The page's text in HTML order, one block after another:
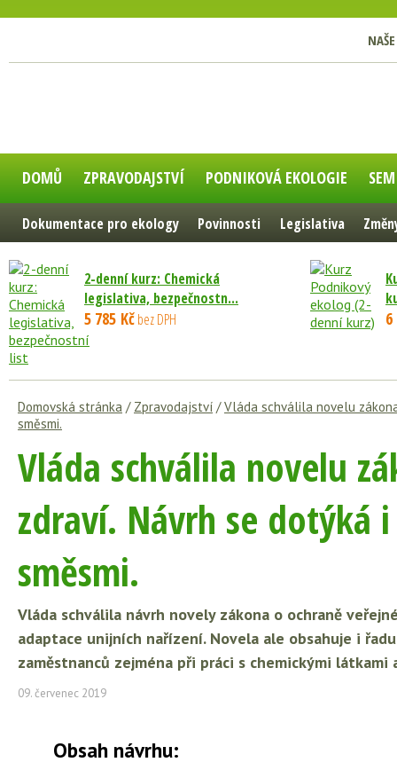
DOMŮ ZPRAVODAJSTVÍ PODNIKOVÁ EKOLOGIE
Dokumentace pro ekology Povinnosti Legislativa
2-denní kurz: Chemická
legislativa, bezpečnostn...
5 785 Kčbez DPH 6
Domovská stránka / Zpravodajství /Vláda schválila novelu
směsmi.
Vláda schválila novelu
zdraví. Návrh se dotýká
směsmi.
Vláda schválila návrh novely zákona o ochraně
adaptace unijních nařízení. Novela ale obsahuje i
zaměstnanců zejména při práci s chemickými látkami
09. červenec 2019
Obsah návrhu: